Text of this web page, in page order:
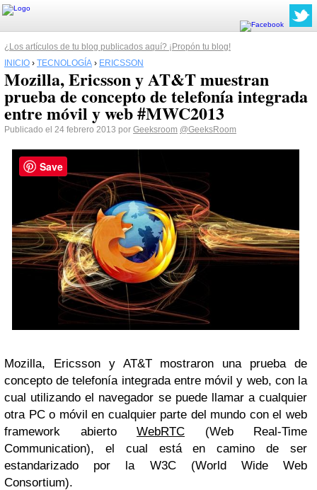
¿Los artículos de tu blog publicados aquí? ¡Propón tu blog!
INICIO › TECNOLOGÍA › ERICSSON
Mozilla, Ericsson y AT&T muestran
prueba de concepto de telefonía integrada
entre móvil y web #MWC2013
Publicado el 24 febrero 2013 por Geeksroom @GeeksRoom
Mozilla, Ericsson y AT&T mostraron una prueba de
concepto de telefonía integrada entre móvil y web, con la
cual utilizando el navegador se puede llamar a cualquier
otra PC o móvil en cualquier parte del mundo con el web
framework abierto WebRTC (Web Real-Time
Communication), el cual está en camino de ser
estandarizado por la W3C (World Wide Web
Consortium).
Save